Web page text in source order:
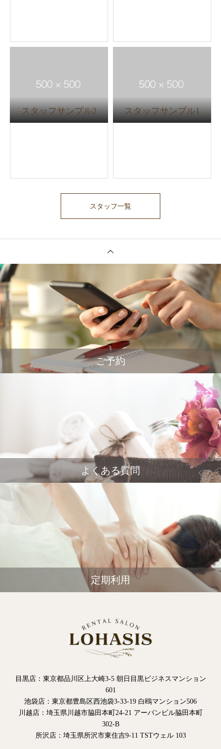
スタッフサンプル2 スタッフサンプル1
スタッフ一覧
ご予約
よくある質問
定期利用
目黒店：東京都品川区上大崎3-5 朝日目黒ビジネスマンション
601
池袋店：東京都豊島区西池袋3-33-19 白鴎マンション506
川越店：埼玉県川越市脇田本町24-21 アーバンビル脇田本町
302-B
所沢店：埼玉県所沢市東住吉9-11 TSTウェル 103